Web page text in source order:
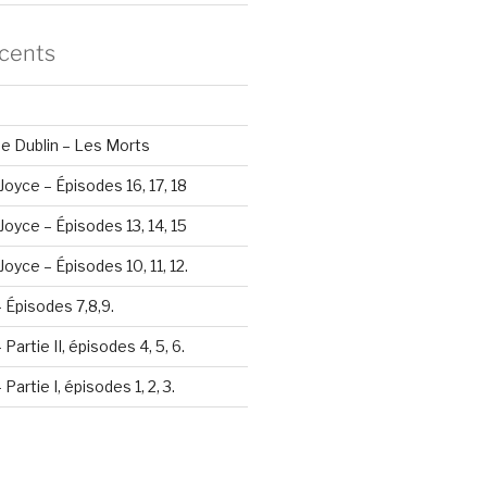
Dublin – Les Morts
– Épisodes 16, 17, 18
– Épisodes 13, 14, 15
– Épisodes 10, 11, 12.
Épisodes 7,8,9.
Partie II, épisodes 4, 5, 6.
I, épisodes 1, 2, 3.